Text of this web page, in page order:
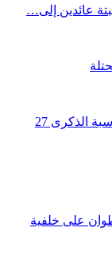
عائدين إلى…
الملك محمد السادس يترأس حفل استقبال بمناسبة الذكرى 27
على خلفية